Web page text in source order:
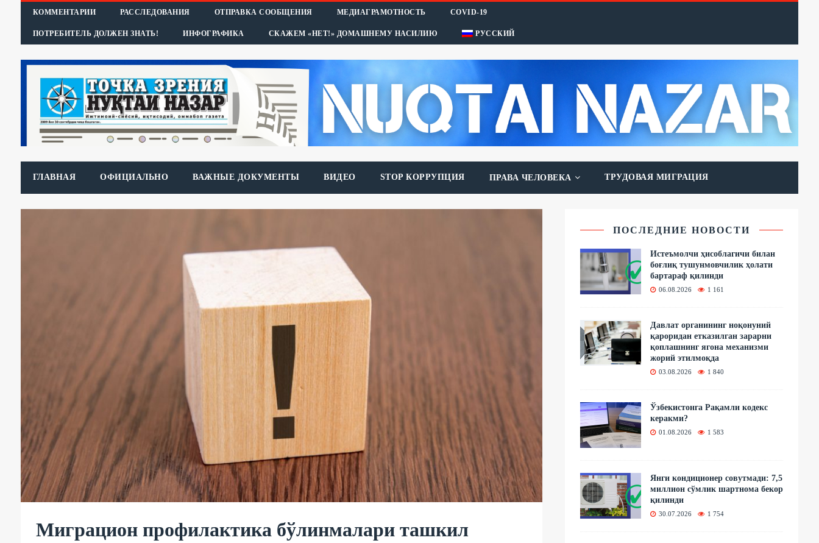
КОММЕНТАРИИ РАССЛЕДОВАНИЯ ОТПРАВКА СООБЩЕНИЯ МЕДИАГРАМОТНОСТЬ COVID-19
ПОТРЕБИТЕЛЬ ДОЛЖЕН ЗНАТЬ! ИНФОГРАФИКА СКАЖЕМ «НЕТ!» ДОМАШНЕМУ НАСИЛИЮ РУССКИЙ
ГЛАВНАЯ ОФИЦИАЛЬНО ВАЖНЫЕ ДОКУМЕНТЫ ВИДЕО STOP КОРРУПЦИЯ ПРАВА ЧЕЛОВЕКА ТРУДОВАЯ МИГРАЦИЯ
Миграцион профилактика бўлинмалари ташкил
ПОСЛЕДНИЕ НОВОСТИ
Истеъмолчи ҳисоблагичи билан
боғлиқ тушунмовчилик ҳолати
бартараф қилинди
06.08.2026 1 161
Давлат органининг ноқонуний
қароридан етказилган зарарни
қоплашнинг ягона механизми
жорий этилмоқда
03.08.2026 1 840
Ўзбекистонга Рақамли кодекс
керакми?
01.08.2026 1 583
Янги кондиционер совутмади: 7,5
миллион сўмлик шартнома бекор
қилинди
30.07.2026 1 754